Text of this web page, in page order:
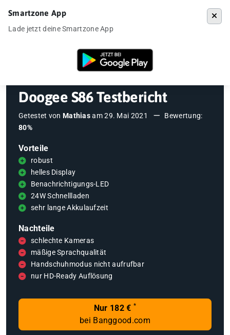
Testberichte Doogee S86 Testbericht
Doogee S86 Testbericht
Getestet von Mathiasam29. Mai 2021
Bewertung:
80%
Vorteile
robust
helles Display
Benachrichtigungs-LED
24W Schnellladen
sehr lange Akkulaufzeit
Nachteile
schlechte Kameras
mäßige Sprachqualität
Handschuhmodus nicht aufrufbar
nur HD-Ready Auflösung
Nur 182 € *
bei Banggood.com
Smartzone App
Lade jetzt deine Smartzone App